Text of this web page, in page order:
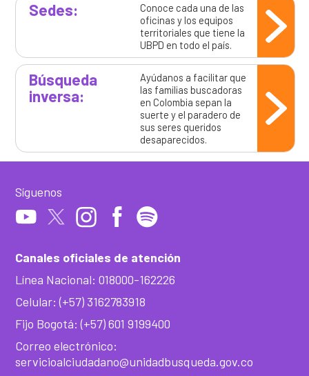
Sedes:
Conoce cada una de las
oficinas y los equipos
territoriales que tiene la
UBPD en todo el país.
Búsqueda
inversa:
Ayúdanos a facilitar que
las familias buscadoras
en Colombia sepan la
suerte y el paradero de
sus seres queridos
desaparecidos.
Canales oficiales de atención
Línea Nacional: 018000-162226
Celular: (+57) 3162783918
Fijo Bogotá: (+57) 601 9199400
Correo electrónico:
servicioalciudadano@unidadbusqueda.gov.co
Síguenos